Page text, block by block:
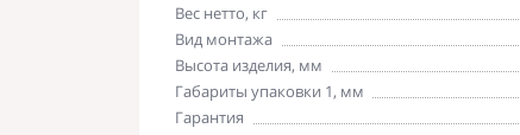
Вес нетто, кг
Вид монтажа
Высота изделия, мм
Габариты упаковки 1, мм
Гарантия